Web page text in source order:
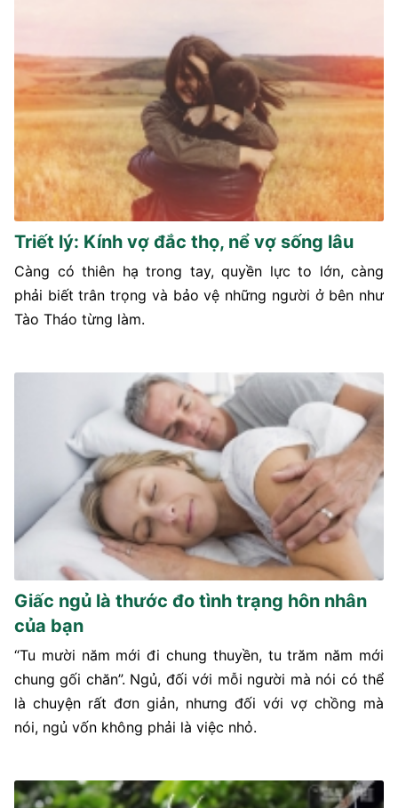
Triết lý: Kính vợ đắc thọ, nể vợ sống lâu
Càng có thiên hạ trong tay, quyền lực to lớn, càng
phải biết trân trọng và bảo vệ những người ở bên như
Tào Tháo từng làm.
Giấc ngủ là thước đo tình trạng hôn nhân
của bạn
“Tu mười năm mới đi chung thuyền, tu trăm năm mới
chung gối chăn”. Ngủ, đối với mỗi người mà nói có thể
là chuyện rất đơn giản, nhưng đối với vợ chồng mà
nói, ngủ vốn không phải là việc nhỏ.